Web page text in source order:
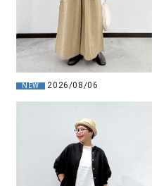
NEW 2026/08/06